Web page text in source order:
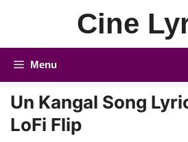
Cine
Menu
Un Kangal Song
LoFi Flip